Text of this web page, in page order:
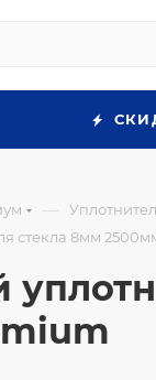
—
стекла 8мм